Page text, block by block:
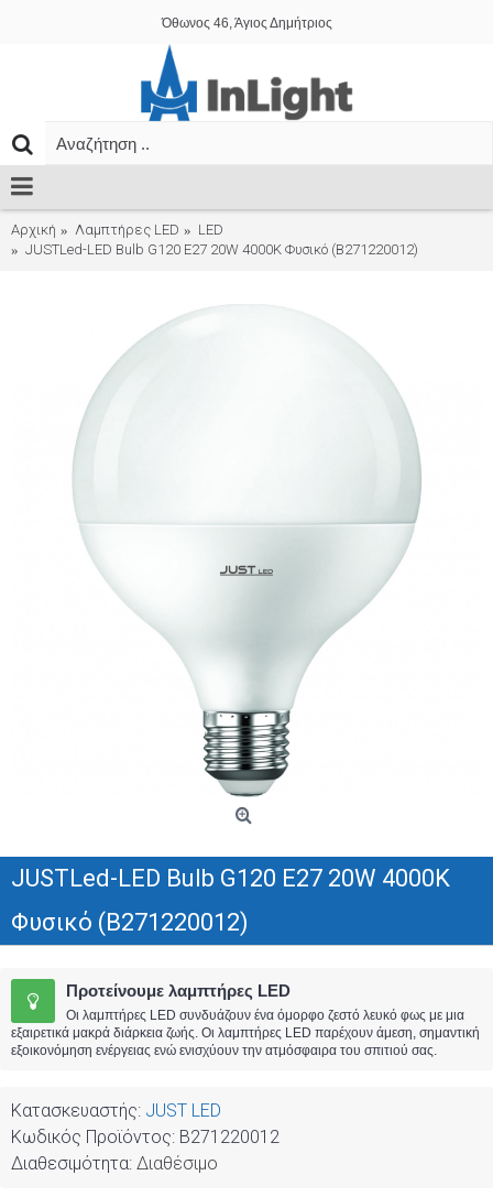
Όθωνος 46, Άγιος Δημήτριος
Αρχική Λαμπτήρες LED
LED
JUSTLed-LED Bulb G120 E27 20W 4000K Φυσικό (B271220012)
JUSTLed-LED Bulb G120 E27 20W 4000K
Φυσικό (B271220012)
Προτείνουμε λαμπτήρες LED
Οι λαμπτήρες LED συνδυάζουν ένα όμορφο ζεστό λευκό φως με μια
εξαιρετικά μακρά διάρκεια ζωής. Οι λαμπτήρες LED παρέχουν άμεση, σημαντική
εξοικονόμηση ενέργειας ενώ ενισχύουν την ατμόσφαιρα του σπιτιού σας.
Κατασκευαστής: JUST LED
Κωδικός Προϊόντος: B271220012
Διαθεσιμότητα: Διαθέσιμο